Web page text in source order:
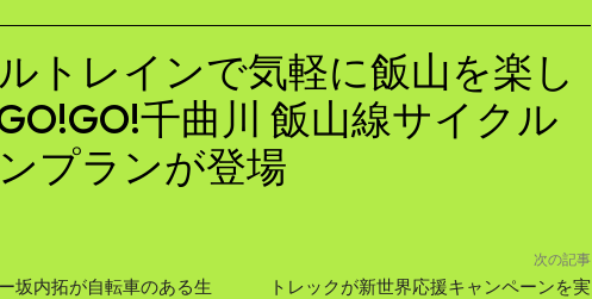
トレインで気軽に飯山を楽し
千曲川 飯山線サイクル
プランが登場
坂内拓が自転車のある生
次の記事
トレックが新世界応援キャンペーンを実